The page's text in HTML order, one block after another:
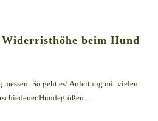
beim Hund
messen: So geht es! Anleitung mit vielen
Hundegrößen....